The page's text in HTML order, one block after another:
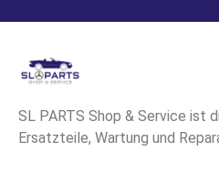
SL PARTS Shop & Service ist
Ersatzteile, Wartung und